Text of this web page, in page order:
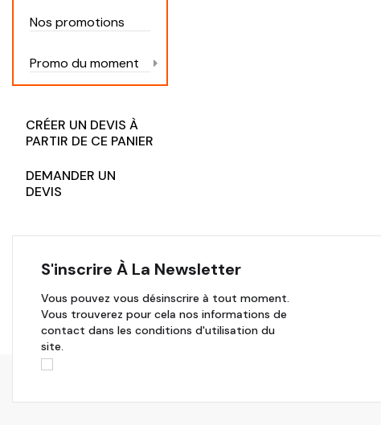
Nos promotions
Promo du moment
CRÉER UN DEVIS À
PARTIR DE CE PANIER
DEMANDER UN
DEVIS
S'inscrire À La Newsletter
Vous pouvez vous désinscrire à tout moment.
Vous trouverez pour cela nos informations de
contact dans les conditions d'utilisation du
site.